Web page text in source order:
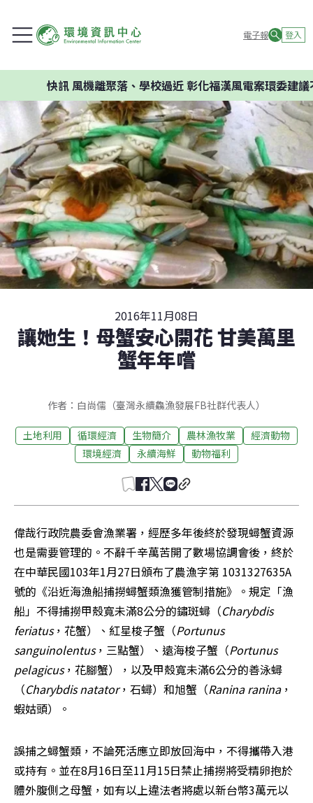
電子報 登入
風機離聚落、學校過近 彰化福漢風電案環委建議不應開發
2016年11月08日
讓她生！母蟹安心開花 甘美萬里
蟹年年嚐
作者：白尚儒（臺灣永續鱻漁發展FB社群代表人）
土地利用 循環經濟 生物簡介 農林漁牧業
經濟動物
環境經濟
永續海鮮 動物福利
偉哉行政院農委會漁業署，經歷多年後終於發現蟳蟹資源
也是需要管理的。不辭千辛萬苦開了數場協調會後，終於
在中華民國103年1月27日頒布了農漁字第 1031327635A
號的《沿近海漁船捕撈蟳蟹類漁獲管制措施》。規定「漁
船」不得捕撈甲殼寬未滿8公分的鏽斑蟳（Charybdis
feriatus，花蟹）、紅星梭子蟹（Portunus
sanguinolentus，三點蟹）、遠海梭子蟹（Portunus
pelagicus，花腳蟹），以及甲殼寬未滿6公分的善泳蟳
（Charybdis natator，石蟳）和旭蟹（Ranina ranina，
蝦姑頭）。
誤捕之蟳蟹類，不論死活應立即放回海中，不得攜帶入港
或持有。並在8月16日至11月15日禁止捕撈將受精卵抱於
體外腹側之母蟹，如有以上違法者將處以新台幣3萬元以